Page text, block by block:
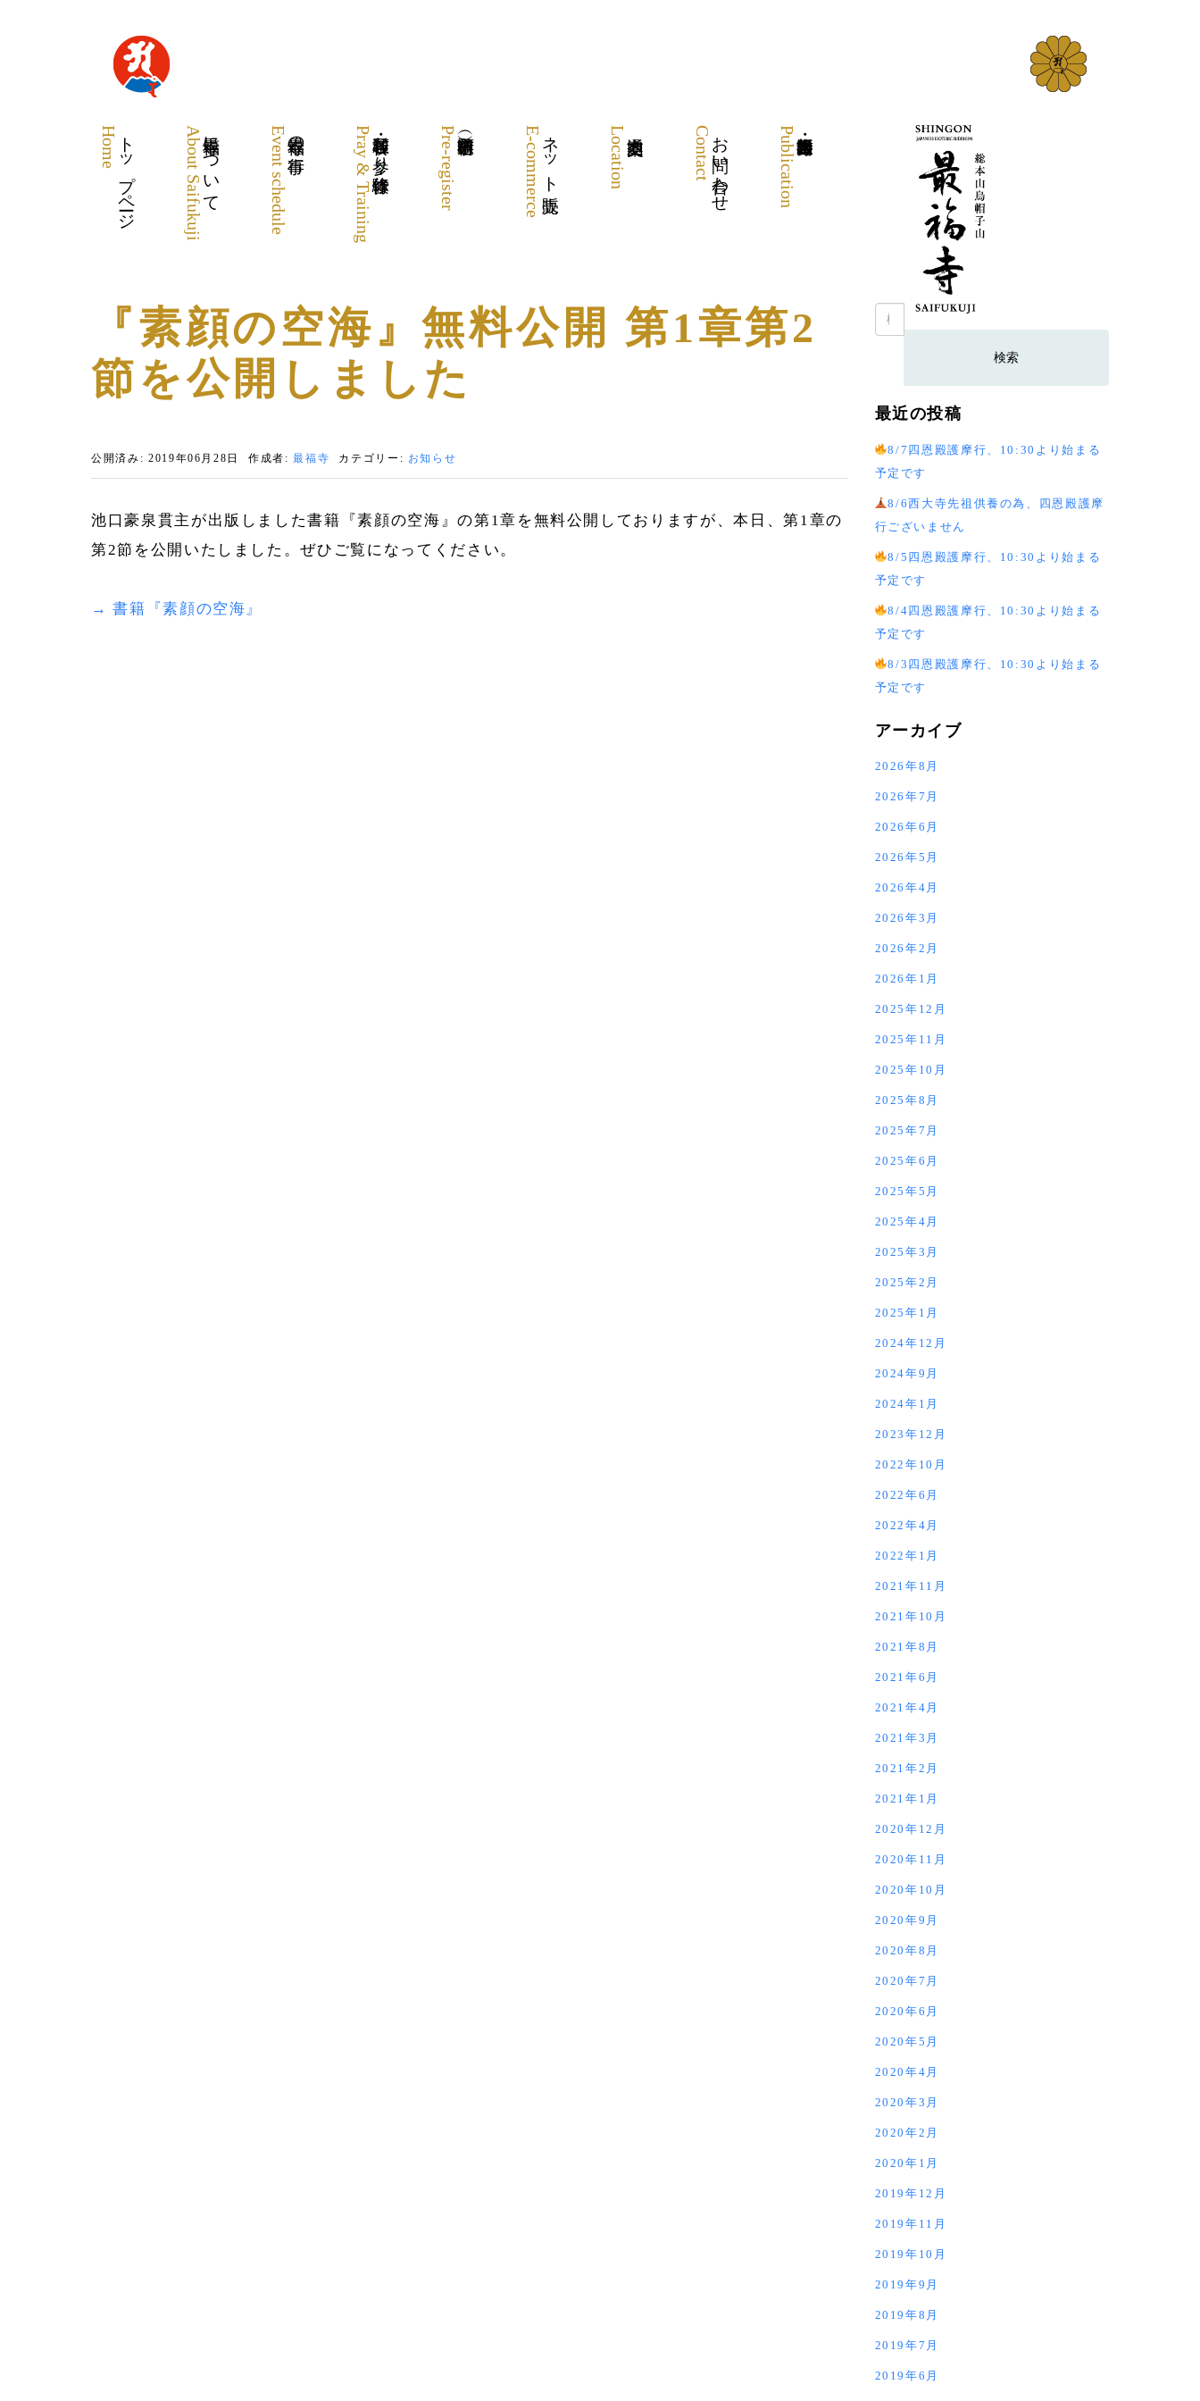
トップページ
Home 最福寺について
About Saifukuji 最福寺の行事
Event schedule 各種祈願・お参り・体験修行
Pray & Training Pre-register ネット販売
E-commerce Location お問い合わせ
Contact Publication
『素顔の空海』無料公開 第1章第2
節を公開しました
公開済み: 2019年06月28日 作成者:最福寺 カテゴリー: お知らせ
池口豪泉貫主が出版しました書籍『素顔の空海』の第1章を無料公開しておりますが、本日、第1章の
第2節を公開いたしました。ぜひご覧になってください。
→ 書籍『素顔の空海』
検
索:
最近の投稿
8/7四恩殿護摩行、10:30より始まる
予定です
8/6西大寺先祖供養の為、四恩殿護摩
行ございません
8/5四恩殿護摩行、10:30より始まる
予定です
8/4四恩殿護摩行、10:30より始まる
予定です
8/3四恩殿護摩行、10:30より始まる
予定です
アーカイブ
2026年8月
2026年7月
2026年6月
2026年5月
2026年4月
2026年3月
2026年2月
2026年1月
2025年12月
2025年11月
2025年10月
2025年8月
2025年7月
2025年6月
2025年5月
2025年4月
2025年3月
2025年2月
2025年1月
2024年12月
2024年9月
2024年1月
2023年12月
2022年10月
2022年6月
2022年4月
2022年1月
2021年11月
2021年10月
2021年8月
2021年6月
2021年4月
2021年3月
2021年2月
2021年1月
2020年12月
2020年11月
2020年10月
2020年9月
2020年8月
2020年7月
2020年6月
2020年5月
2020年4月
2020年3月
2020年2月
2020年1月
2019年12月
2019年11月
2019年10月
2019年9月
2019年8月
2019年7月
2019年6月